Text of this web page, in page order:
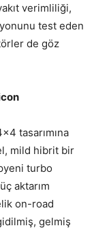
verimliliği,
test eden
de göz
tasarımına
mild hibrit bir
turbo
aktarım
on-road
gelmiş